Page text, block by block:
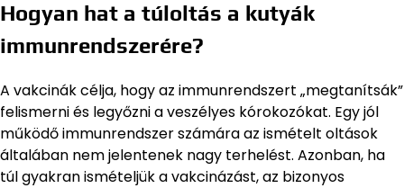
Hogyan hat a túloltás a kutyák
immunrendszerére?
A vakcinák célja, hogy az immunrendszert „megtanítsák”
felismerni és legyőzni a veszélyes kórokozókat. Egy jól
működő immunrendszer számára az ismételt oltások
általában nem jelentenek nagy terhelést. Azonban, ha
túl gyakran ismételjük a vakcinázást, az bizonyos